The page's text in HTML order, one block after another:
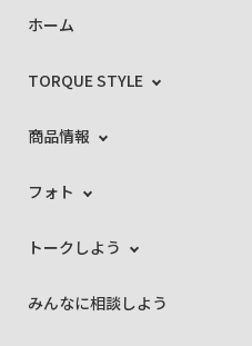
ホーム
TORQUE STYLE
商品情報
フォト
トークしよう
みんなに相談しよう